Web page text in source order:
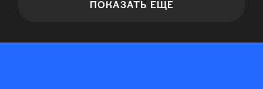
ПОКАЗАТЬ ЕЩЕ